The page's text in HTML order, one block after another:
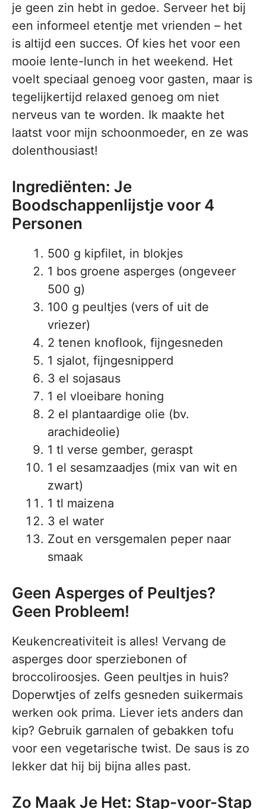
je geen zin hebt in gedoe. Serveer het bij
een informeel etentje met vrienden – het
is altijd een succes. Of kies het voor een
mooie lente-lunch in het weekend. Het
voelt speciaal genoeg voor gasten, maar is
tegelijkertijd relaxed genoeg om niet
nerveus van te worden. Ik maakte het
laatst voor mijn schoonmoeder, en ze was
dolenthousiast!
Ingrediënten: Je
Boodschappenlijstje voor 4
Personen
500 g kipfilet, in blokjes
1 bos groene asperges (ongeveer
500 g)
100 g peultjes (vers of uit de
vriezer)
2 tenen knoflook, fijngesneden
1 sjalot, fijngesnipperd
3 el sojasaus
1 el vloeibare honing
2 el plantaardige olie (bv.
arachideolie)
1 tl verse gember, geraspt
1 el sesamzaadjes (mix van wit en
zwart)
1 tl maizena
3 el water
Zout en versgemalen peper naar
smaak
Geen Asperges of Peultjes?
Geen Probleem!
Keukencreativiteit is alles! Vervang de
asperges door sperziebonen of
broccoliroosjes. Geen peultjes in huis?
Doperwtjes of zelfs gesneden suikermais
werken ook prima. Liever iets anders dan
kip? Gebruik garnalen of gebakken tofu
voor een vegetarische twist. De saus is zo
lekker dat hij bij bijna alles past.
Zo Maak Je Het: Stap-voor-Stap